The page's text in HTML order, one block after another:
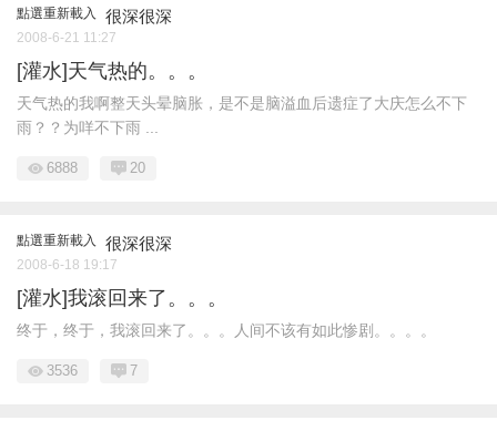
點選重新載入 很深很深
2008-6-21 11:27
[灌水]天气热的。。。
天气热的我啊整天头晕脑胀，是不是脑溢血后遗症了大庆怎么不下
雨？？为咩不下雨 ...
6888 20
點選重新載入 很深很深
2008-6-18 19:17
[灌水]我滚回来了。。。
终于，终于，我滚回来了。。。人间不该有如此惨剧。。。。
3536 7